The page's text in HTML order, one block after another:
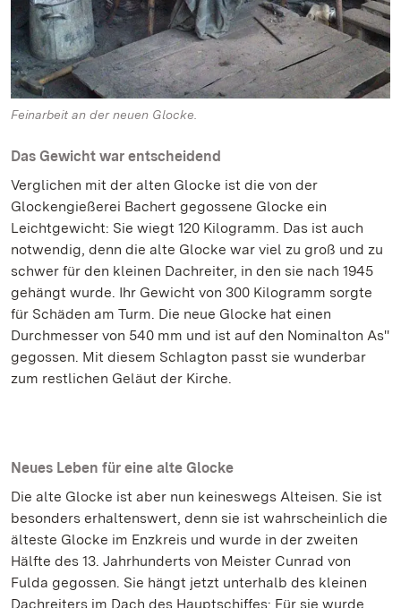
Feinarbeit an der neuen Glocke.
Das Gewicht war entscheidend
Verglichen mit der alten Glocke ist die von der
Glockengießerei Bachert gegossene Glocke ein
Leichtgewicht: Sie wiegt 120 Kilogramm. Das ist auch
notwendig, denn die alte Glocke war viel zu groß und zu
schwer für den kleinen Dachreiter, in den sie nach 1945
gehängt wurde. Ihr Gewicht von 300 Kilogramm sorgte
für Schäden am Turm. Die neue Glocke hat einen
Durchmesser von 540 mm und ist auf den Nominalton As''
gegossen. Mit diesem Schlagton passt sie wunderbar
zum restlichen Geläut der Kirche.
Neues Leben für eine alte Glocke
Die alte Glocke ist aber nun keineswegs Alteisen. Sie ist
besonders erhaltenswert, denn sie ist wahrscheinlich die
älteste Glocke im Enzkreis und wurde in der zweiten
Hälfte des 13. Jahrhunderts von Meister Cunrad von
Fulda gegossen. Sie hängt jetzt unterhalb des kleinen
Dachreiters im Dach des Hauptschiffes: Für sie wurde